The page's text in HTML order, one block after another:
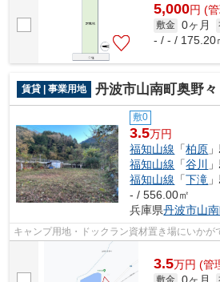
5,000円 (
敷金 0ヶ月
- / - / 175.20
賃貸 | 事業用地 丹波市山南町奥野
敷0
3.5万円
福知山線 「柏原
福知山線 「谷川
福知山線 「下滝
- / 556.00㎡
兵庫県丹波市山
キャンプ用地・ドックラン資材置き場にいかが
3.5万円 (管
敷金